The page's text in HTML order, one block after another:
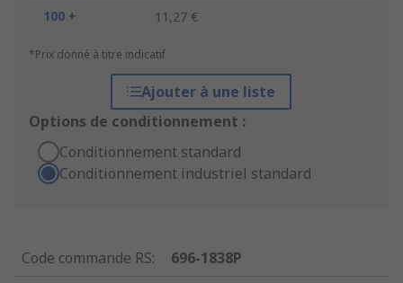
100 +
11,27 €
*Prix donné à titre indicatif
Ajouter à une liste
Options de conditionnement :
Conditionnement standard
Conditionnement industriel standard
Code commande RS:
696-1838P